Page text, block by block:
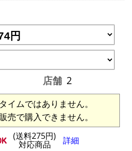
店舗 2
イムではありません。
売で購入できません。
(送料275円)
対応商品 詳細